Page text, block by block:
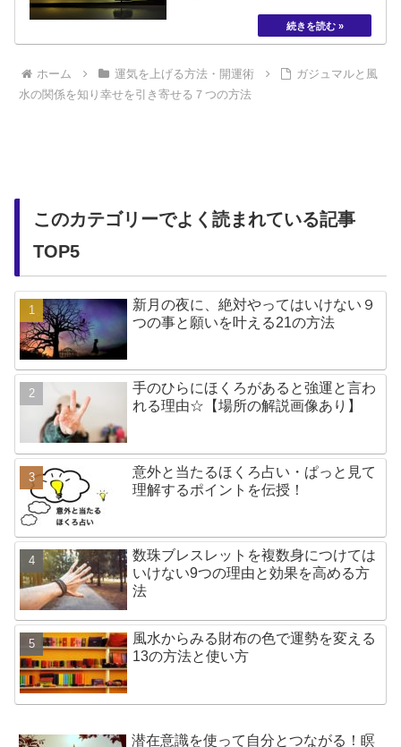
ホーム 運気を上げる方法・開運術
ガジュマルと風
水の関係を知り幸せを引き寄せる７つの方法
このカテゴリーでよく読まれている記事
TOP5
新月の夜に、絶対やってはいけない９
つの事と願いを叶える21の方法
手のひらにほくろがあると強運と言わ
れる理由☆【場所の解説画像あり】
意外と当たるほくろ占い・ぱっと見て
理解するポイントを伝授！
数珠ブレスレットを複数身につけては
いけない9つの理由と効果を高める方
法
風水からみる財布の色で運勢を変える
13の方法と使い方
潜在意識を使って自分とつながる！瞑